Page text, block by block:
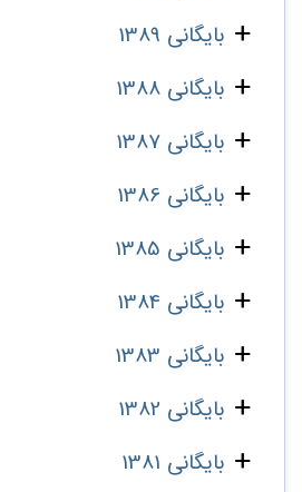
بایگانی 1389
بایگانی 1388
بایگانی 1387
بایگانی 1386
بایگانی 1385
بایگانی 1384
بایگانی 1383
بایگانی 1382
بایگانی 1381